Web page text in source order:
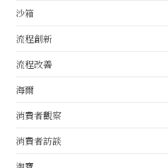
沙箱
流程創新
流程改善
海爾
消費者觀察
消費者訪談